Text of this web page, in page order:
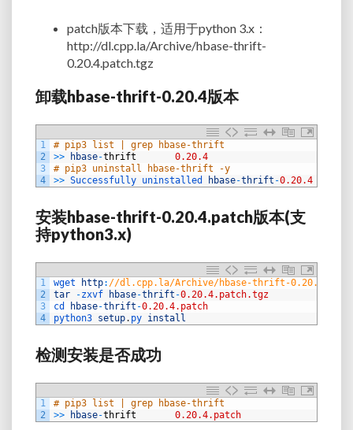
patch版本下载，适用于python 3.x ：
http://dl.cpp.la/Archive/hbase-thrift-
0.20.4.patch.tgz
卸载hbase-thrift-0.20.4版本
1
2
3
4
# pip3 list | grep hbase-thrift
>>
hbase-thrift
0.20.4
# pip3 uninstall hbase-thrift -y
>> Successfully uninstalled hbase-thrift -0.20.4
安装hbase-thrift-0.20.4.patch版本(支
持python3.x)
1
2
3
4
wget http: //dl.cpp.la/Archive/hbase-thrift-
tar
-zxvf hbase-thrift -0.20.4.patch.tgz
cd
hbase-thrift -0.20.4.patch
python3 setup. py install
检测安装是否成功
1
2
# pip3 list | grep hbase-thrift
>>
hbase-thrift 0.20.4.patch